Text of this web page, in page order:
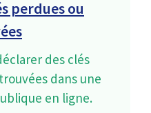
perdues ou
des clés
dans une
en ligne.